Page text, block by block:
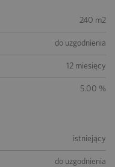
240 m2
do uzgodnienia
12 miesięcy
5.00 %
istniejący
do uzgodnienia